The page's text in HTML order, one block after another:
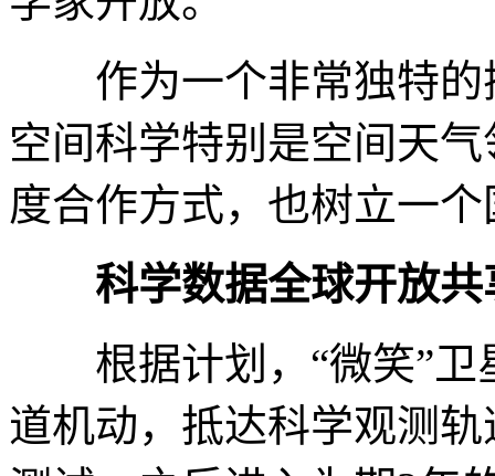
作为一个非常独特的
空间科学特别是空间天
度合作方式，也树立一
科学数据全球开放共
根据计划，“微笑”卫
道机动，抵达科学观测